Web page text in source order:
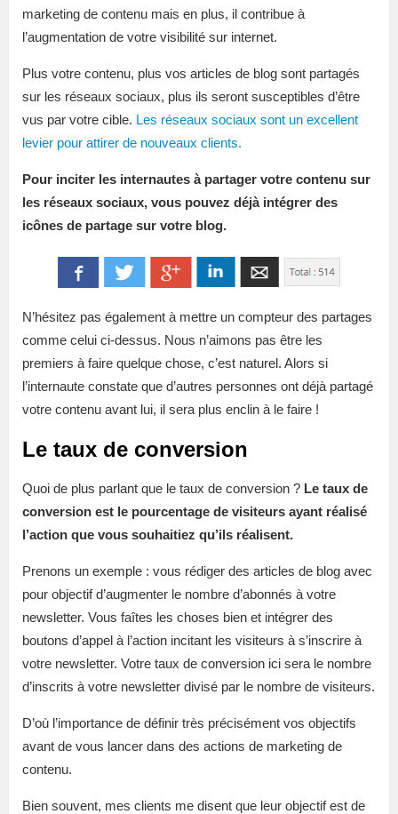
marketing de contenu mais en plus, il contribue à
l’augmentation de votre visibilité sur internet.
Plus votre contenu, plus vos articles de blog sont partagés
sur les réseaux sociaux, plus ils seront susceptibles d’être
vus par votre cible. Les réseaux sociaux sont un excellent
levier pour attirer de nouveaux clients.
Pour inciter les internautes à partager votre contenu sur
les réseaux sociaux, vous pouvez déjà intégrer des
icônes de partage sur votre blog.
N’hésitez pas également à mettre un compteur des partages
comme celui ci-dessus. Nous n’aimons pas être les
premiers à faire quelque chose, c’est naturel. Alors si
l’internaute constate que d’autres personnes ont déjà partagé
votre contenu avant lui, il sera plus enclin à le faire !
Le taux de conversion
Quoi de plus parlant que le taux de conversion ? Le taux de
conversion est le pourcentage de visiteurs ayant réalisé
l’action que vous souhaitiez qu’ils réalisent.
Prenons un exemple : vous rédiger des articles de blog avec
pour objectif d’augmenter le nombre d’abonnés à votre
newsletter. Vous faîtes les choses bien et intégrer des
boutons d’appel à l’action incitant les visiteurs à s’inscrire à
votre newsletter. Votre taux de conversion ici sera le nombre
d’inscrits à votre newsletter divisé par le nombre de visiteurs.
D’où l’importance de définir très précisément vos objectifs
avant de vous lancer dans des actions de marketing de
contenu.
Bien souvent, mes clients me disent que leur objectif est de